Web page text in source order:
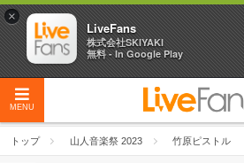
MENU
トップ 山人音楽祭 2023 竹原ピストル
2026
04/27
2026
【ライブ動員ランキング】2026年上半期編発
×
LiveFans
株式会社SKIYAKI
無料 - In Google Play